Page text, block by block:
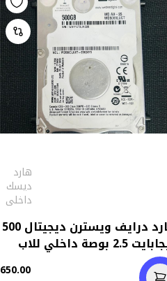
هارد
ديسك
داخلى
هارد درايف ويسترن ديجيتال 500
جيجابايت 2.5 بوصة داخلي للاب
(استعمال خارج) 650.00